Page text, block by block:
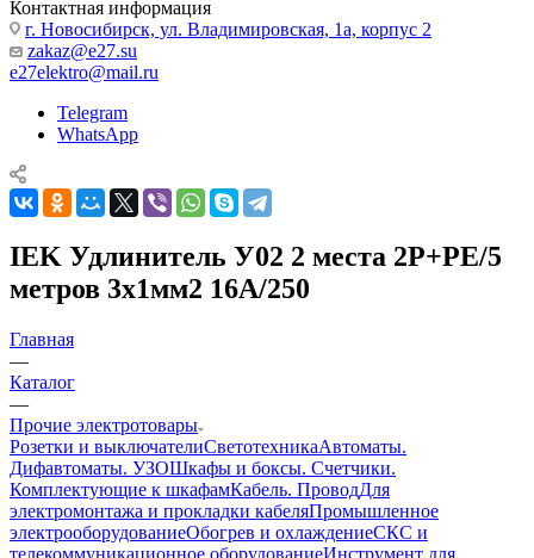
Контактная информация
г. Новосибирск, ул. Владимировская, 1а, корпус 2
zakaz@e27.su
e27elektro@mail.ru
Telegram
WhatsApp
IEK Удлинитель У02 2 места 2Р+РЕ/5
метров 3х1мм2 16А/250
Главная
—
Каталог
—
Прочие электротовары
Розетки и выключателиСветотехникаАвтоматы.
Дифавтоматы. УЗОШкафы и боксы. Счетчики.
Комплектующие к шкафамКабель. ПроводДля
электромонтажа и прокладки кабеляПромышленное
электрооборудованиеОбогрев и охлаждениеСКС и
телекоммуникационное оборудованиеИнструмент для